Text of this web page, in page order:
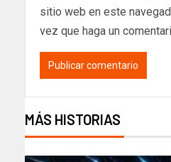
sitio web en este
vez que haga un
MÁS HISTORIAS